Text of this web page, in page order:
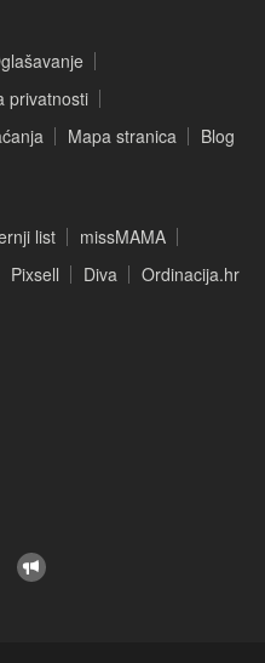
privatnosti
Mapa stranica Blog
list
missMAMA
Pixsell Diva Ordinacija.hr